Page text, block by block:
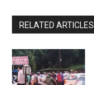
RELATED ARTICLES